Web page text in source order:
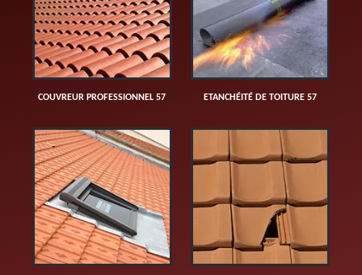
COUVREUR PROFESSIONNEL 57 ETANCHÉITÉ DE TOITURE 57